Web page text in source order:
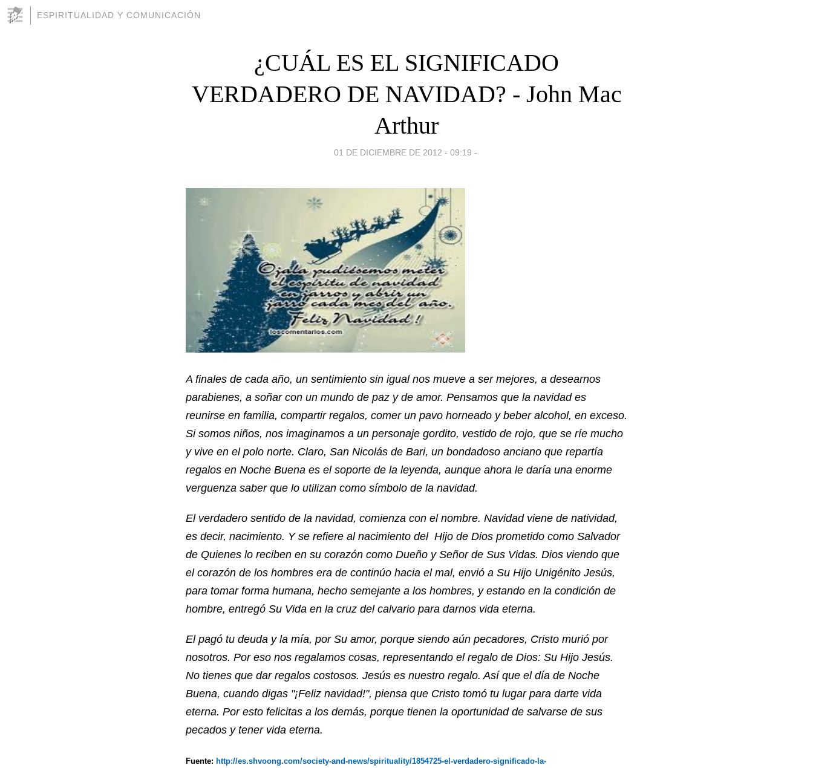
ESPIRITUALIDAD Y COMUNICACIÓN
¿CUÁL ES EL SIGNIFICADO
VERDADERO DE NAVIDAD? - John Mac
Arthur
01 DE DICIEMBRE DE 2012 - 09:19 -
A finales de cada año, un sentimiento sin igual nos mueve a ser mejores, a desearnos
parabienes, a soñar con un mundo de paz y de amor. Pensamos que la navidad es
reunirse en familia, compartir regalos, comer un pavo horneado y beber alcohol, en exceso.
Si somos niños, nos imaginamos a un personaje gordito, vestido de rojo, que se ríe mucho
y vive en el polo norte. Claro, San Nicolás de Bari, un bondadoso anciano que repartía
regalos en Noche Buena es el soporte de la leyenda, aunque ahora le daría una enorme
verguenza saber que lo utilizan como símbolo de la navidad.
El verdadero sentido de la navidad, comienza con el nombre. Navidad viene de natividad,
es decir, nacimiento. Y se refiere al nacimiento del Hijo de Dios prometido como Salvador
de Quienes lo reciben en su corazón como Dueño y Señor de Sus Vidas. Dios viendo que
el corazón de los hombres era de continúo hacia el mal, envió a Su Hijo Unigénito Jesús,
para tomar forma humana, hecho semejante a los hombres, y estando en la condición de
hombre, entregó Su Vida en la cruz del calvario para darnos vida eterna.
El pagó tu deuda y la mía, por Su amor, porque siendo aún pecadores, Cristo murió por
nosotros. Por eso nos regalamos cosas, representando el regalo de Dios: Su Hijo Jesús.
No tienes que dar regalos costosos. Jesús es nuestro regalo. Así que el día de Noche
Buena, cuando digas "¡Feliz navidad!", piensa que Cristo tomó tu lugar para darte vida
eterna. Por esto felicitas a los demás, porque tienen la oportunidad de salvarse de sus
pecados y tener vida eterna.
Fuente: http://es.shvoong.com/society-and-news/spirituality/1854725-el-verdadero-significado-la-